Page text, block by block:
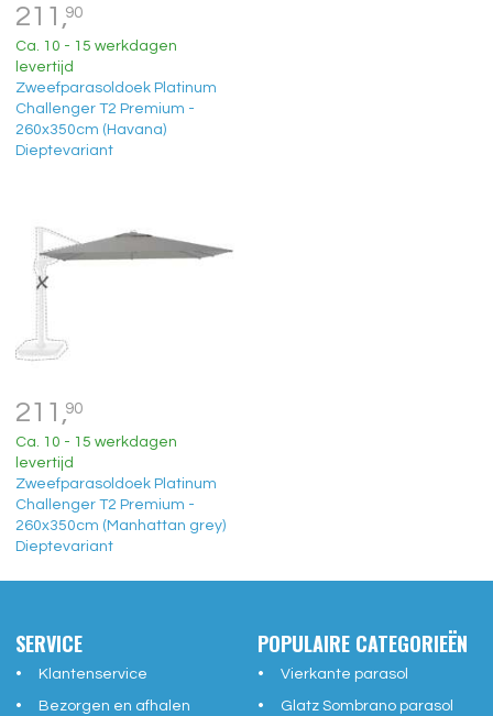
211,90
Ca. 10 - 15 werkdagen
levertijd
Zweefparasoldoek Platinum
Challenger T2 Premium -
260x350cm (Havana)
Dieptevariant
211,90
Ca. 10 - 15 werkdagen
levertijd
Zweefparasoldoek Platinum
Challenger T2 Premium -
260x350cm (Manhattan grey)
Dieptevariant
SERVICE
Klantenservice
Bezorgen en afhalen
POPULAIRE CATEGORIEËN
Vierkante parasol
Glatz Sombrano parasol